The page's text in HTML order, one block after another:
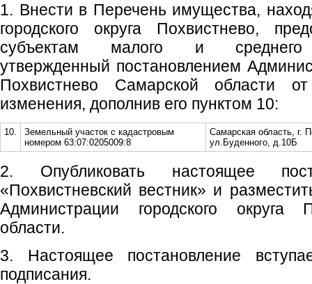
1. Внести в Перечень имущества,
городского округа Похвистнево,
субъектам малого и среднего
утвержденный постановлением
Похвистнево Самарской
изменения, дополнив его пунктом 10:
10.
Земельный участок с кадастровым
номером 63:07:0205009:8
Самарская область, г.
ул.Буденного, д.10Б
2. Опубликовать настоящее
«Похвистневский вестник» и
Администрации городского округа
области.
3. Настоящее постановление
подписания.